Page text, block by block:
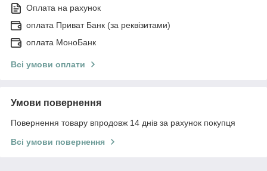
Оплата на рахунок
оплата Приват Банк (за реквізитами)
оплата МоноБанк
Всі умови оплати
Умови повернення
Повернення товару впродовж 14 днів за рахунок покупця
Всі умови повернення